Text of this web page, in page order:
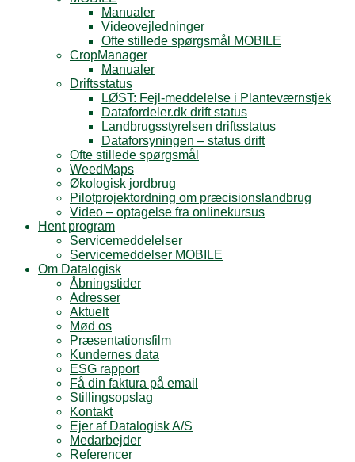
Manualer
Videovejledninger
Ofte stillede spørgsmål MOBILE
CropManager
Manualer
Driftsstatus
LØST: Fejl-meddelelse i Planteværnstjek
Datafordeler.dk drift status
Landbrugsstyrelsen driftsstatus
Dataforsyningen – status drift
Ofte stillede spørgsmål
WeedMaps
Økologisk jordbrug
Pilotprojektordning om præcisionslandbrug
Video – optagelse fra onlinekursus
Hent program
Servicemeddelelser
Servicemeddelser MOBILE
Om Datalogisk
Åbningstider
Adresser
Aktuelt
Mød os
Præsentationsfilm
Kundernes data
ESG rapport
Få din faktura på email
Stillingsopslag
Kontakt
Ejer af Datalogisk A/S
Medarbejder
Referencer